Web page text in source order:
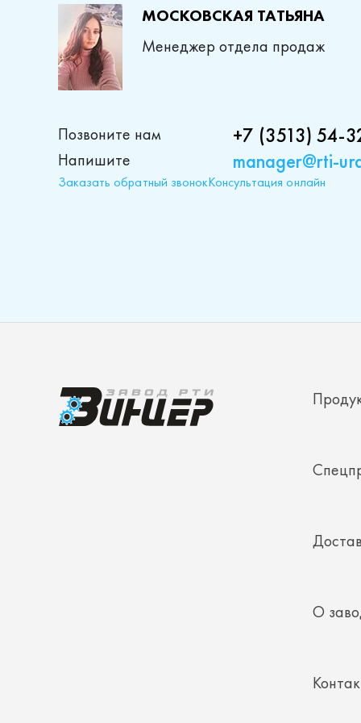
МОСКОВСКАЯ ТАТЬЯНА
Менеджер отдела продаж
Позвоните нам +7 (3513) 54-
Напишите manager@rti-
Заказать обратный звонокКонсультация онлайн
О